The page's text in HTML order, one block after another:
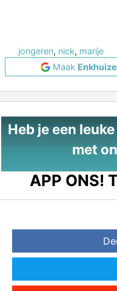
jongeren, nick, marije
Maak
Heb je een
met
APP ONS!